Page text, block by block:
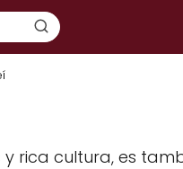
rica cultura, es